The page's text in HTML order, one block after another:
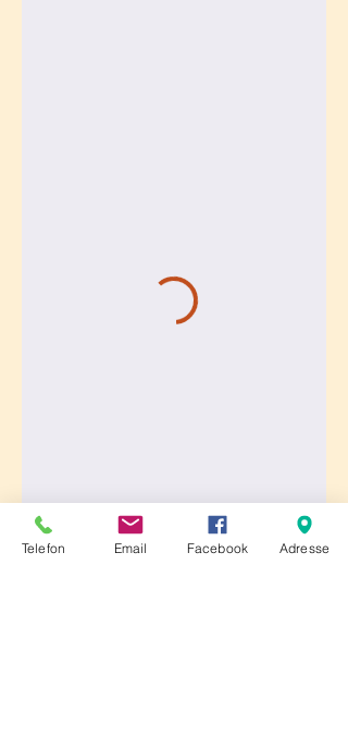
Telefon Email Facebook Adresse